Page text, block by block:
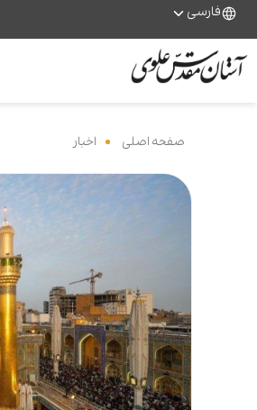
فارسی
صفحه اصلی اخبار